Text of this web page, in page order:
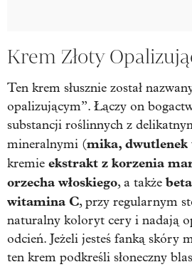
Krem Złoty
Ten krem słusznie został
opalizującym”. Łączy on
substancji roślinnych z
mineralnymi (mika, dwutlenek
kremie ekstrakt z korzenia
orzecha włoskiego, a także
witamina C, przy regularnym
naturalny koloryt cery i nadają
odcień. Jeżeli jesteś fanką skóry
ten krem podkreśli słoneczny